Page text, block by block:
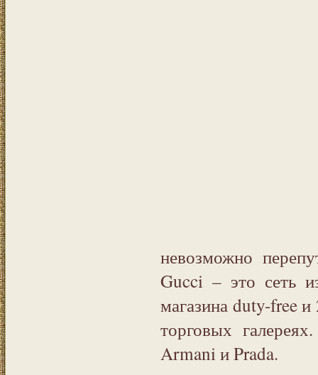
невозможно
Gucci – это сеть
магазина duty-free
торговых
Armani и Prada.